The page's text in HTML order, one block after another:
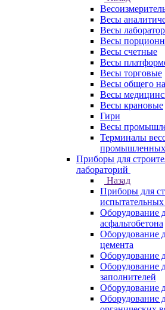
Весы
Весы
Весы
Весы счетные
Весы
Весы торговые
Весы общего
Весы
Весы крановые
Гири
Весы
Терминалы
промышленных
Приборы для
лабораторий
Назад
Приборы для
Оборудование
асфальтобетона
Оборудование
цемента
Оборудование
Оборудование
заполнителей
Оборудование
Оборудование